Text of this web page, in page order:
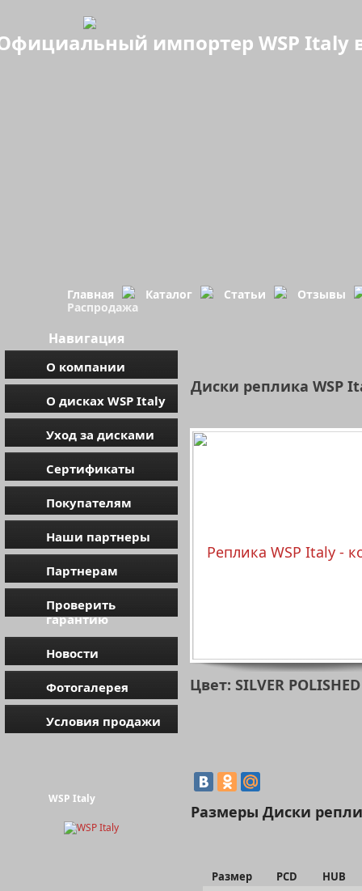
импортер WSP Italy
Главная Каталог Статьи
Отзывы
Распродажа
Диски реплика WSP
Цвет: SILVER
Размеры Диски
Размер PCD HUB
Навигация
О компании
О дисках WSP Italy
Уход за дисками
Сертификаты
Покупателям
Наши партнеры
Партнерам
Проверить
гарантию
Новости
Фотогалерея
Условия продажи
WSP Italy